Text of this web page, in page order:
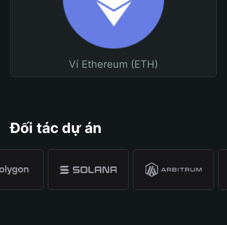
Ví Ethereum (ETH)
Đối tác dự án